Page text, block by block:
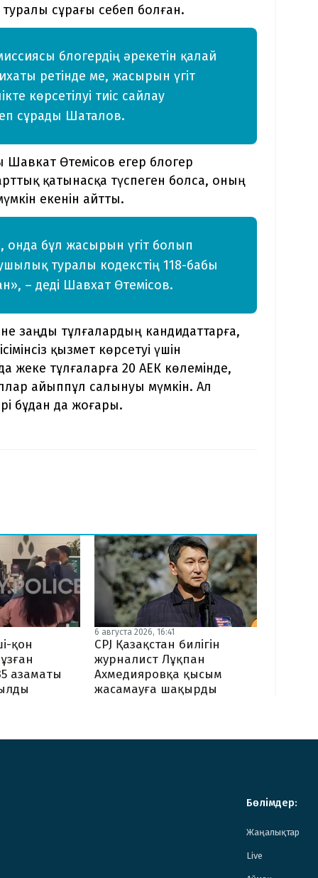
сұрағы себеп болған.
блогердің әрекетін қалай
ретінде ме, жасырын үгіт
көрсетілуі тиіс сайлау
сұрады Шаталов.
Өтемісов егер блогер
қатынасқа түспеген болса, оның
екенін айтты.
онда бұл жасырын үгіт болып
туралы кодекстің 118-бабы
– деді Шавхат Өтемісов.
заңды тұлғалардың кандидаттарға,
қызмет көрсетуі үшін
жеке тұлғаларға 20 АЕК көлемінде,
айыппұл салынуы мүмкін. Ал
бұдан да жоғары.
қон
азаматы
6 августа 2026, 16:41
CPJ Қазақстан билігін
журналист Лұқпан
Ахмедияровқа қысым
жасамауға шақырды
Бөлімдер:
Жаңалықтар
Live